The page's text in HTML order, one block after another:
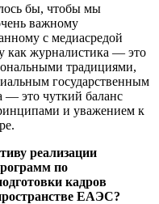
бы, чтобы мы
важному
с медиасредой
как журналистика — это
традициями,
государственным
— это чуткий баланс
и уважением к
реализации
по
кадров
ЕАЭС?